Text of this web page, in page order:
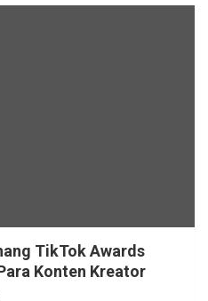
TikTok Awards
Konten Kreator